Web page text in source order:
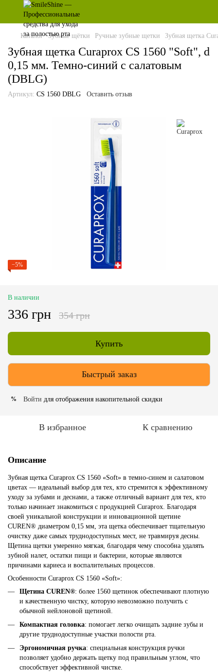
Каталог Зубные щётки Ручные зубные щетки Зубная щетка
Зубная щетка Curaprox CS 1560 "Soft", d
0,15 мм. Темно-синий с салатовым
(DBLG)
Артикул: CS 1560 DBLG Оставить отзыв
−5%
В наличии
336 грн 354 грн
Купить
Быстрый заказ
% Войти для отображения накопительной скидки
В избранное К сравнению
Описание
Зубная щетка Curaprox CS 1560 «Soft» в темно-синем и салатовом
цветах — идеальный выбор для тех, кто стремится к эффективному
уходу за зубами и деснами, а также отличный вариант для тех, кто
только начинает знакомиться с продукцией Curaprox. Благодаря
своей уникальной конструкции и инновационной щетине
CUREN® диаметром 0,15 мм, эта щетка обеспечивает тщательную
очистку даже самых труднодоступных мест, не травмируя десны.
Щетина щетки умеренно мягкая, благодаря чему способна удалять
зубной налет, остатки пищи и бактерии, которые являются
причинами кариеса и воспалительных процессов.
Особенности Curaprox CS 1560 «Soft»:
Щетина CUREN®: более 1560 щетинок обеспечивают плотную
и качественную чистку, которую невозможно получить с
обычной нейлоновой щетиной.
Компактная головка: помогает легко очищать задние зубы и
другие труднодоступные участки полости рта.
Эргономичная ручка: специальная конструкция ручки
позволяет удобно держать щетку под правильным углом, что
способствует эффективной чистке.